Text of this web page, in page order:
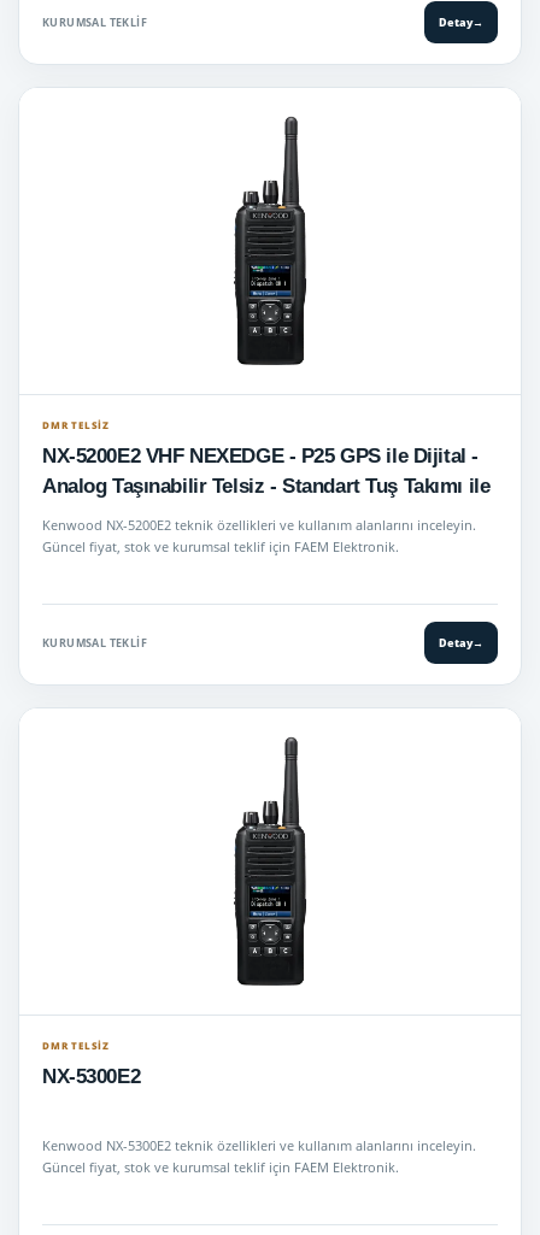
KURUMSAL TEKLIF Detay→
DMR TELSIZ
NX-5200E2 VHF NEXEDGE - P25 GPS ile Dijital -
Analog Taşınabilir Telsiz - Standart Tuş Takımı ile
Kenwood NX-5200E2 teknik özellikleri ve kullanım alanlarını inceleyin.
Güncel fiyat, stok ve kurumsal teklif için FAEM Elektronik.
KURUMSAL TEKLIF Detay→
DMR TELSIZ
NX-5300E2
Kenwood NX-5300E2 teknik özellikleri ve kullanım alanlarını inceleyin.
Güncel fiyat, stok ve kurumsal teklif için FAEM Elektronik.